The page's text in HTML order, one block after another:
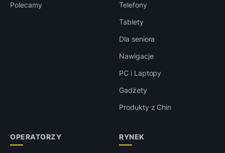
Polecamy
Telefony
Tablety
Dla seniora
Nawigacje
PC i Laptopy
Gadżety
Produkty z Chin
OPERATORZY RYNEK